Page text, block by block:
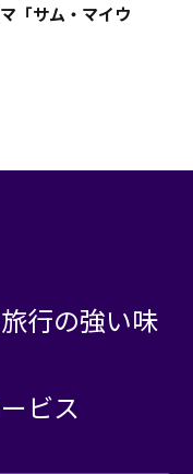
「サム・マイウ
行の強い味
ビス